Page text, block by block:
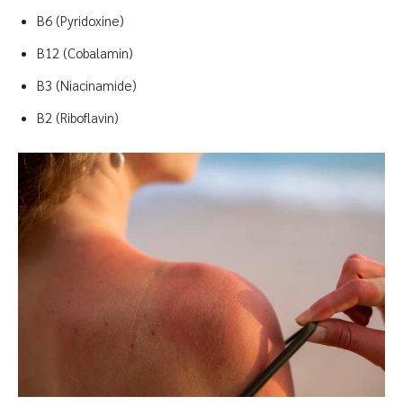
B6 (Pyridoxine)
B12 (Cobalamin)
B3 (Niacinamide)
B2 (Riboflavin)